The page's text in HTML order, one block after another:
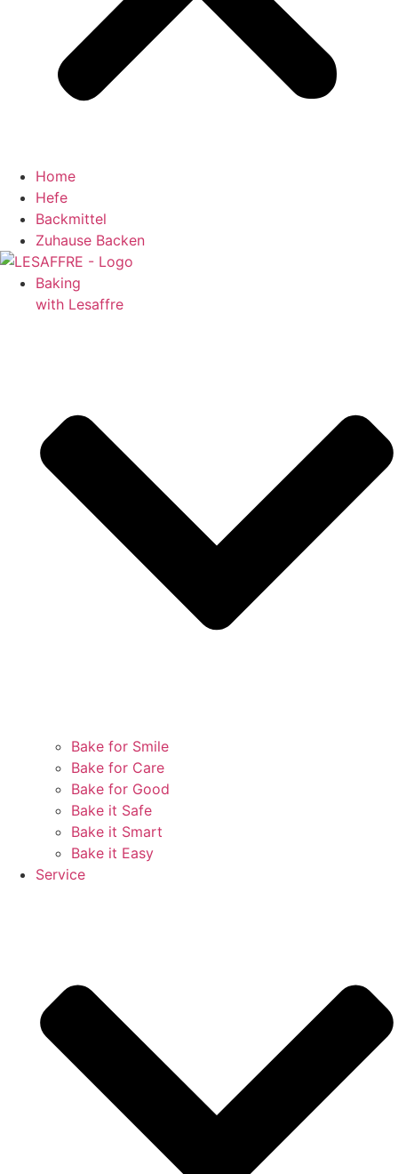
Home
Hefe
Backmittel
Zuhause Backen
Baking
with Lesaffre
Bake for Smile
Bake for Care
Bake for Good
Bake it Safe
Bake it Smart
Bake it Easy
Service